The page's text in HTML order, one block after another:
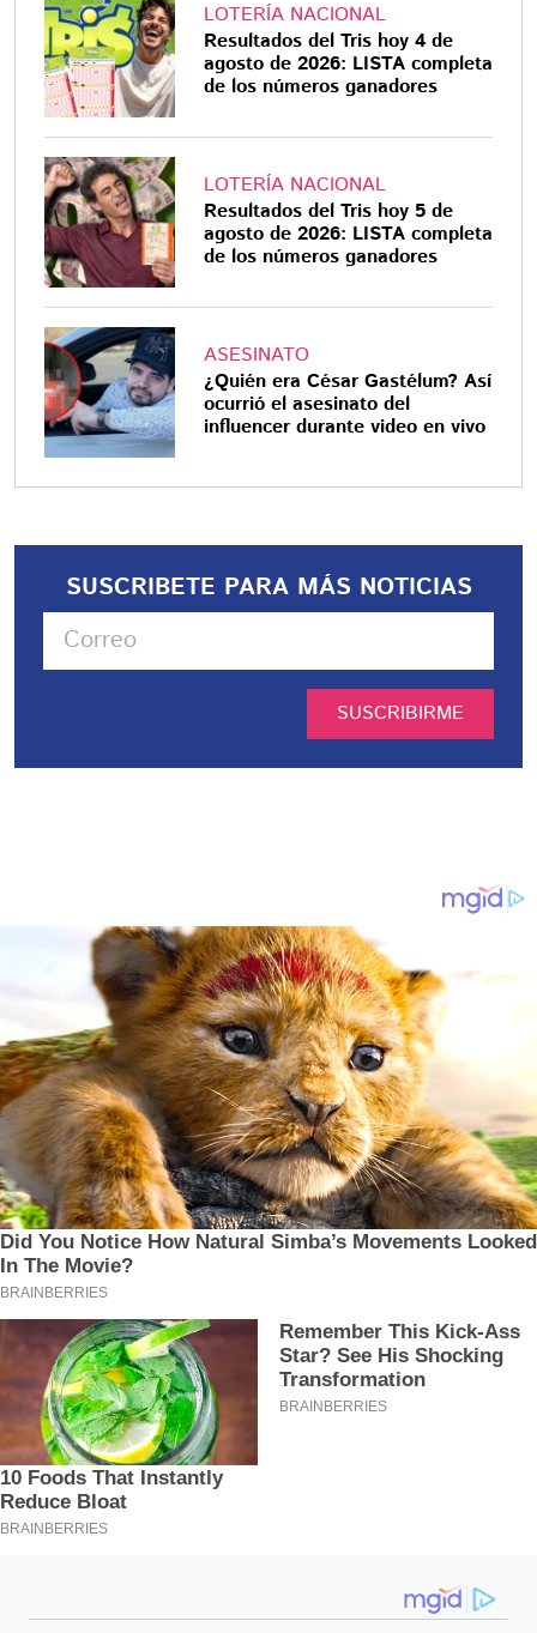
LOTERÍA NACIONAL
Resultados del Tris hoy 4 de
agosto de 2026: LISTA completa
de los números ganadores
LOTERÍA NACIONAL
Resultados del Tris hoy 5 de
agosto de 2026: LISTA completa
de los números ganadores
ASESINATO
¿Quién era César Gastélum? Así
ocurrió el asesinato del
influencer durante video en vivo
SUSCRIBETE PARA MÁS NOTICIAS
SUSCRIBIRME